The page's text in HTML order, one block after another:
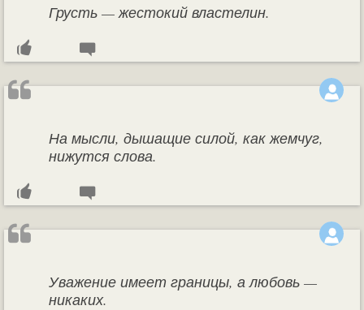
Грусть — жестокий властелин.
На мысли, дышащие силой, как жемчуг,
нижутся слова.
Уважение имеет границы, а любовь —
никаких.